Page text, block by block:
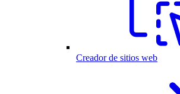
Creador de sitios web